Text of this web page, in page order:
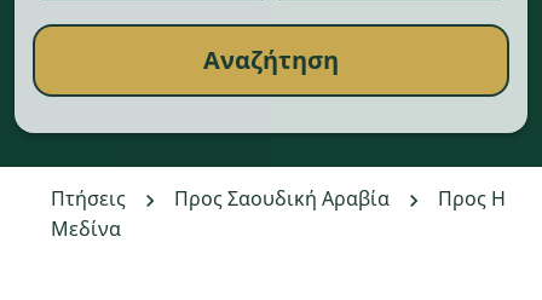
Αναζήτηση
Πτήσεις Προς Σαουδική Αραβία
Προς Η
Μεδίνα